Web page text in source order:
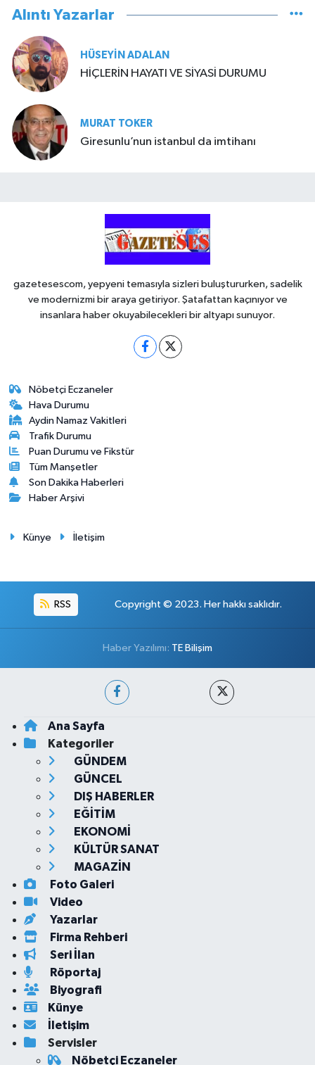
Alıntı Yazarlar
HÜSEYIN ADALAN
HİÇLERİN HAYATI VE SİYASİ DURUMU
MURAT TOKER
Giresunlu’nun istanbul da imtihanı
gazetesescom, yepyeni temasıyla sizleri buluştururken, sadelik
ve modernizmi bir araya getiriyor. Şatafattan kaçınıyor ve
insanlara haber okuyabilecekleri bir altyapı sunuyor.
Nöbetçi Eczaneler
Hava Durumu
Aydin Namaz Vakitleri
Trafik Durumu
Puan Durumu ve Fikstür
Tüm Manşetler
Son Dakika Haberleri
Haber Arşivi
Künye İletişim
RSS Copyright © 2023. Her hakkı saklıdır.
Haber Yazılımı: TE Bilişim
Ana Sayfa
Kategoriler
GÜNDEM
GÜNCEL
DIŞ HABERLER
EĞİTİM
EKONOMİ
KÜLTÜR SANAT
MAGAZİN
Foto Galeri
Video
Yazarlar
Firma Rehberi
Seri İlan
Röportaj
Biyografi
Künye
İletişim
Servisler
Nöbetçi Eczaneler